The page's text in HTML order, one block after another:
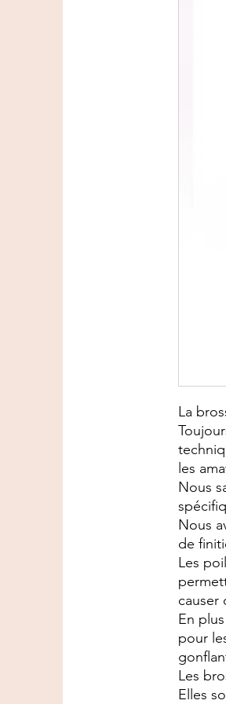
La
les
Nous
Nous
de
Les
causer
En
pour
Les
Elles